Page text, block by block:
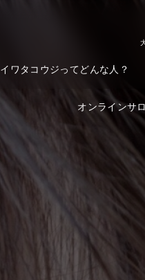
イワタコウジってどんな人？
オンラインサ